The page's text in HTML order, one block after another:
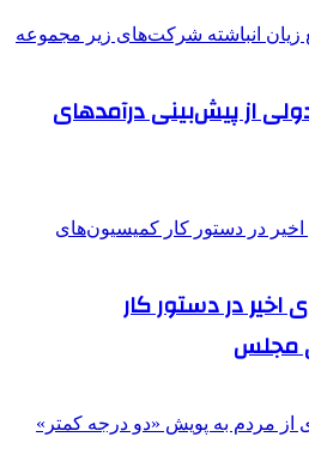
از پیش‌بینی درآمدهای
در دستور کار
مجلس